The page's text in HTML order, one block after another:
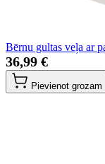
Bērnu gultas veļa ar
36,99 €
Pievienot grozam